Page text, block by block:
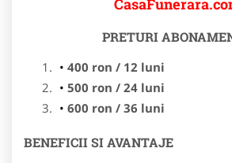
PRETURI
400 ron / 12 luni
500 ron / 24 luni
600 ron / 36 luni
BENEFICII SI AVANTAJE